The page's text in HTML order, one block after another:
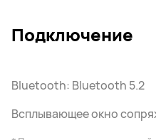
Подключение
Bluetooth: Bluetooth 5.2
Всплывающее окно